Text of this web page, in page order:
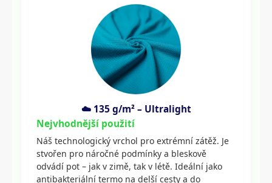
☁️ 135 g/m² – Ultralight
Nejvhodnější použití
Náš technologický vrchol pro extrémní zátěž. Je
stvořen pro náročné podmínky a bleskově
odvádí pot – jak v zimě, tak v létě. Ideální jako
antibakteriální termo na delší cesty a do